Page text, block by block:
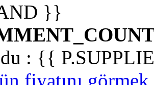
}}
: {{
fiyatını